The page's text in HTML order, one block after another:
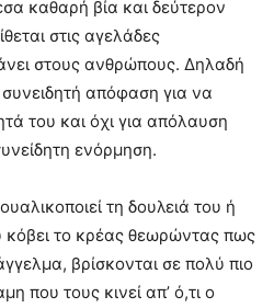
καθαρή βία και δεύτερον
στις αγελάδες
στους ανθρώπους. Δηλαδή
συνειδητή απόφαση για να
του και όχι για απόλαυση
ενόρμηση.
τη δουλειά του ή
το κρέας θεωρώντας πως
βρίσκονται σε πολύ πιο
που τους κινεί απ’ ό,τι ο